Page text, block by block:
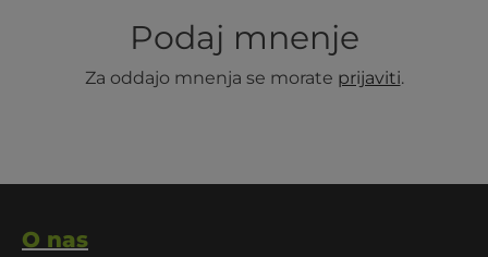
Podaj mnenje
Za oddajo mnenja se morate prijaviti.
O nas